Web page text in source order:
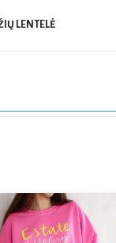
LENTELĖ